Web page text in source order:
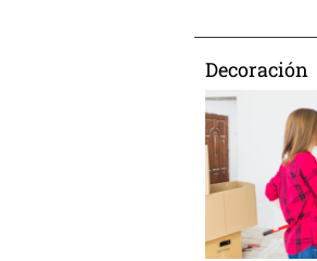
Decoración